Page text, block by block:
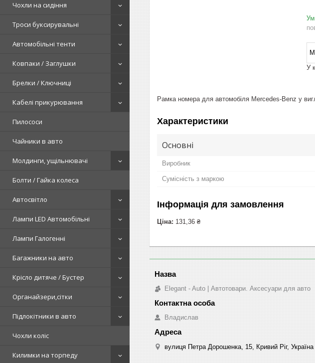
Чохли на сидіння
Троси буксирувальні
Автомобільні тенти
Ковпаки / Заглушки
Брелки / Ключниці
Кабелі прикурювання
Пилососи
Чайники в авто
Молдинги, ущільнювачі
Болти / Гайка колеса
Автосвітло
Лампи LED Автомобільні
Лампи Галогенні
Багажники на авто
Крісло дитяче / Бустер
Органайзери,сітки
Підлокітники в авто
Чохли коліс
Килимки на торпеду
У
Рамка номера для автомобіля Mercedes-Benz у
Характеристики
Основні
Виробник
Сумісність з маркою
Інформація для замовлення
Ціна: 131,36 ₴
Elegant - Auto | Автотовари. Аксесуари для авто
Владислав
вулиця Петра Дорошенка, 15, Кривий Ріг, Україна